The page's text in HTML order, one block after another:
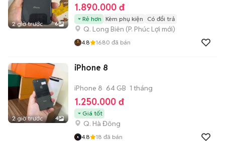
2 giờ trước 6
1.890.000 đ
Rẻ hơn Kèm phụ kiện Có đổi trả
Q. Long Biên (P. Phúc Lợi mới)
4.8 1680 đã bán
2 giờ trước 4
iPhone 8
iPhone 8 64 GB 1 tháng
1.250.000 đ
Giá tốt
Q. Hà Đông
4.8 18 đã bán